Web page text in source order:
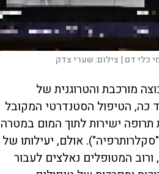
כלי דם | צילום:שערי צדק
מורכבת והטרוגנית של
הטיפול הסטנדרטי המקובל
ישירות לתוך המום במטרה
אולם, יעילותו של
המטופלים נאלצים לעבור